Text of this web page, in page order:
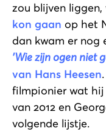
zou blijven
kon gaan op het
dan kwam er nog
'Wie zijn ogen niet
van Hans Heesen
filmpionier wat hij
van 2012 en
volgende lijstje.